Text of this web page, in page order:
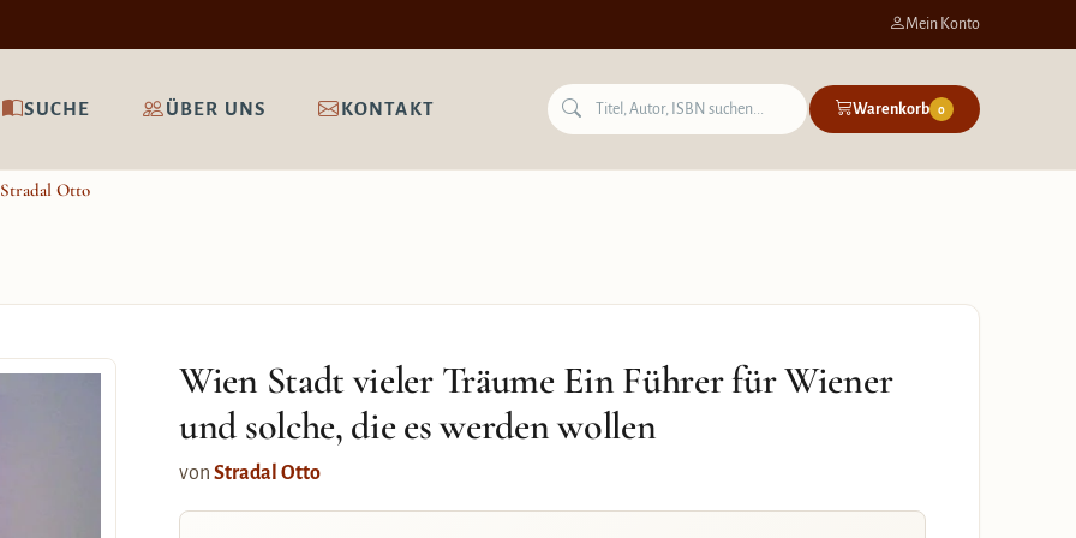
Mein Konto
SUCHE ÜBER UNS KONTAKT Warenkorb 0
Stradal Otto
Wien Stadt vieler Träume Ein Führer für Wiener
und solche, die es werden wollen
von Stradal Otto